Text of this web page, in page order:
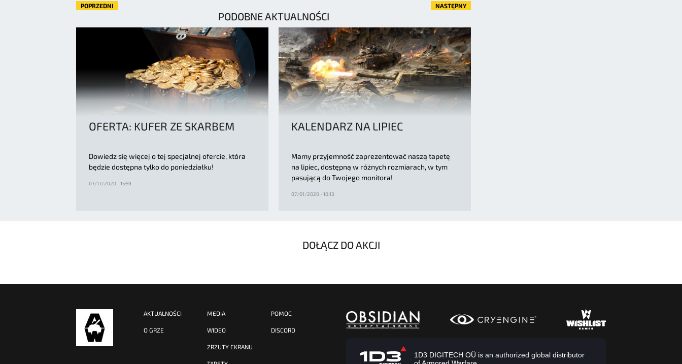
POPRZEDNI NASTĘPNY
PODOBNE AKTUALNOŚCI
OFERTA: KUFER ZE SKARBEM
Dowiedz się więcej o tej specjalnej ofercie, która
będzie dostępna tylko do poniedziałku!
07/17/2020 - 15:59
KALENDARZ NA LIPIEC
Mamy przyjemność zaprezentować naszą tapetę
na lipiec, dostępną w różnych rozmiarach, w tym
pasującą do Twojego monitora!
07/01/2020 - 10:13
DOŁĄCZ DO AKCJI
AKTUALNOŚCI
O GRZE
MEDIA
WIDEO
ZRZUTY EKRANU
POMOC
DISCORD
1D3 DIGITECH OÜ is an authorized global distributor